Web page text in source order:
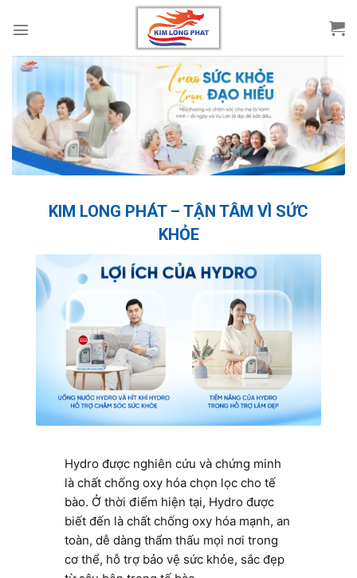
KIM LONG PHÁT – TẬN TÂM VÌ SỨC
KHỎE
Hydro được nghiên cứu và chứng minh
là chất chống oxy hóa chọn lọc cho tế
bào. Ở thời điểm hiện tại, Hydro được
biết đến là chất chống oxy hóa mạnh, an
toàn, dễ dàng thẩm thấu mọi nơi trong
cơ thể, hỗ trợ bảo vệ sức khỏe, sắc đẹp